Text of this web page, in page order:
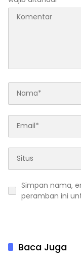
Simpan nama,
peramban ini
Baca Juga